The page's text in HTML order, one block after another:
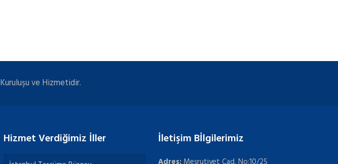
Kuruluşu ve Hizmetidir.
Hizmet Verdiğimiz İller İletişim Bİlgilerimiz